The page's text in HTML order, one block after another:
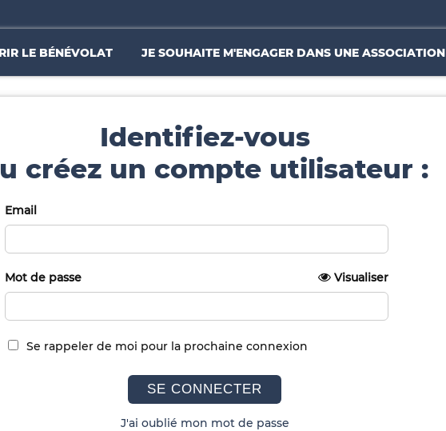
LE BÉNÉVOLAT JE SOUHAITE M'ENGAGER DANS UNE ASSOCIATION
Identifiez-vous
créez un compte utilisateur :
Email
Mot de passe Visualiser
Se rappeler de moi pour la prochaine connexion
SE CONNECTER
J'ai oublié mon mot de passe